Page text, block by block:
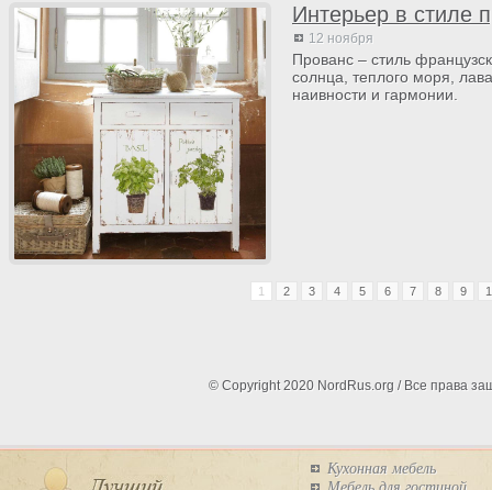
Интерьер в стиле
12 ноября
Прованс – стиль
солнца, теплого моря,
наивности и гармонии.
1 2 3 4 5 6 7 8 9
© Copyright 2020 NordRus.org / Все права
Кухонная мебель